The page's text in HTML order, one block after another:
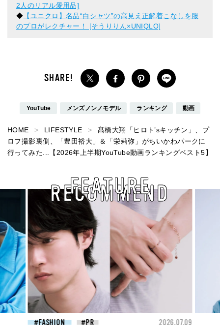
2人のリアル愛用品]
◆ 【ユニクロ】名品“白シャツ”の高見え正解着こなしを服
のプロがレクチャー！ [そうりりん×UNIQLO]
YouTube メンズノンノモデル ランキング 動画
HOME LIFESTYLE
髙橋大翔「ヒロト’sキッチン」、プ
ロフ撮影裏側、「豊田裕大」＆「栄莉弥」がちいかわパークに
行ってみた...【2026年上半期YouTube動画ランキングベスト5】
RECOMMEND
FEATURE
FASHION 2026.07.09